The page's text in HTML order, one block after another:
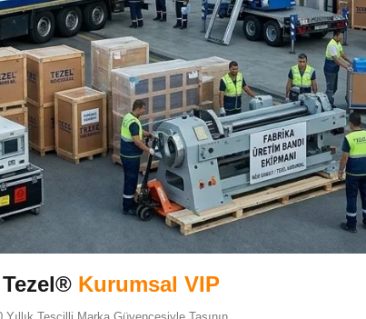
Tezel® Kurumsal VIP